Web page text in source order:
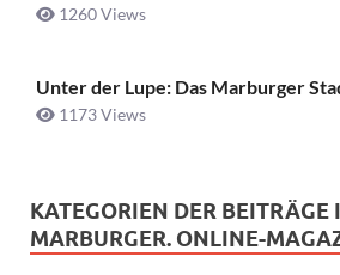
1260 Views
Unter der Lupe: Das Marburger
1173 Views
KATEGORIEN DER BEITRÄGE
MARBURGER. ONLINE-